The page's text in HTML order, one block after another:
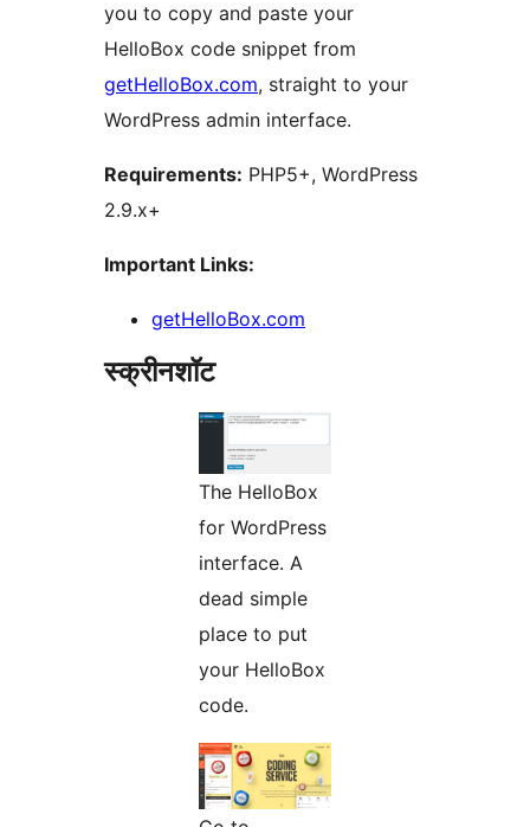
you to copy and paste your
HelloBox code snippet from
getHelloBox.com, straight to your
WordPress admin interface.
Requirements: PHP5+, WordPress
2.9.x+
Important Links:
getHelloBox.com
स्क्रीनशॉट
The HelloBox
for WordPress
interface. A
dead simple
place to put
your HelloBox
code.